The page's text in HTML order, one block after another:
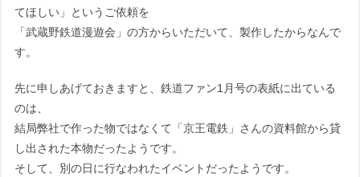
てほしい」というご依頼を
「武蔵野鉄道漫遊会」の方からいただいて、製作したからなんで
す。
先に申しあげておきますと、鉄道ファン1月号の表紙に出ている
のは、
結局弊社で作った物ではなくて「京王電鉄」さんの資料館から貸
し出された本物だったようです。
そして、別の日に行なわれたイベントだったようです。